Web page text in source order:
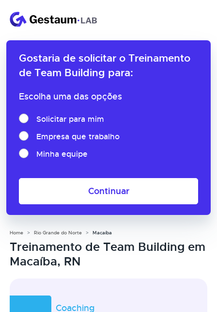
Gostaria de solicitar o Treinamento
de Team Building para:
Escolha uma das opções
Solicitar para mim
Empresa que trabalho
Minha equipe
Continuar
Home Rio Grande do Norte Macaíba
Treinamento de Team Building em
Macaíba, RN